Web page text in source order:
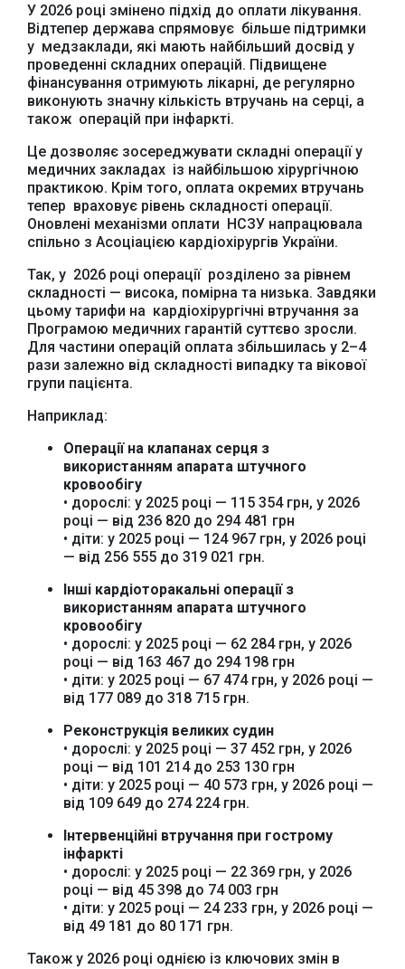
У 2026 році змінено підхід до оплати лікування.
Відтепер держава спрямовує більше підтримки
у медзаклади, які мають найбільший досвід у
проведенні складних операцій. Підвищене
фінансування отримують лікарні, де регулярно
виконують значну кількість втручань на серці, а
також операцій при інфаркті.
Це дозволяє зосереджувати складні операції у
медичних закладах із найбільшою хірургічною
практикою. Крім того, оплата окремих втручань
тепер враховує рівень складності операції.
Оновлені механізми оплати НСЗУ напрацювала
спільно з Асоціацією кардіохірургів України.
Так, у 2026 році операції розділено за рівнем
складності — висока, помірна та низька. Завдяки
цьому тарифи на кардіохірургічні втручання за
Програмою медичних гарантій суттєво зросли.
Для частини операцій оплата збільшилась у 2–4
рази залежно від складності випадку та вікової
групи пацієнта.
Наприклад:
Операції на клапанах серця з
використанням апарата штучного
кровообігу
• дорослі: у 2025 році — 115 354 грн, у 2026
році — від 236 820 до 294 481 грн
• діти: у 2025 році — 124 967 грн, у 2026 році
— від 256 555 до 319 021 грн.
Інші кардіоторакальні операції з
використанням апарата штучного
кровообігу
• дорослі: у 2025 році — 62 284 грн, у 2026
році — від 163 467 до 294 198 грн
• діти: у 2025 році — 67 474 грн, у 2026 році —
від 177 089 до 318 715 грн.
Реконструкція великих судин
• дорослі: у 2025 році — 37 452 грн, у 2026
році — від 101 214 до 253 130 грн
• діти: у 2025 році — 40 573 грн, у 2026 році —
від 109 649 до 274 224 грн.
Інтервенційні втручання при гострому
інфаркті
• дорослі: у 2025 році — 22 369 грн, у 2026
році — від 45 398 до 74 003 грн
• діти: у 2025 році — 24 233 грн, у 2026 році —
від 49 181 до 80 171 грн.
Також у 2026 році однією із ключових змін в